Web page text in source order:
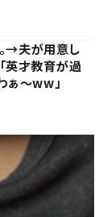
→夫が用意し
英才教育が過
ぁ～ww」